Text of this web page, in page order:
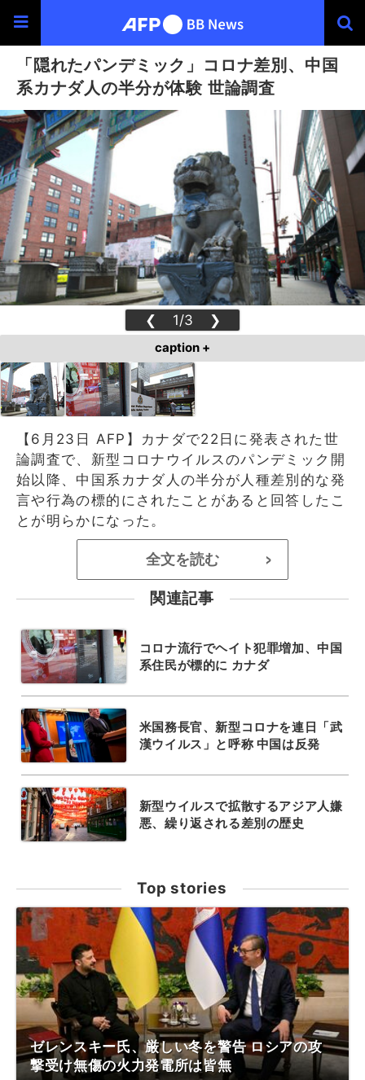
「隠れたパンデミック」コロナ差別、中国
系カナダ人の半分が体験 世論調査
❮ 1/3 ❯
caption +
【6月23日 AFP】カナダで22日に発表された世
論調査で、新型コロナウイルスのパンデミック開
始以降、中国系カナダ人の半分が人種差別的な発
言や行為の標的にされたことがあると回答したこ
とが明らかになった。
全文を読む >
関連記事
コロナ流行でヘイト犯罪増加、中国
系住民が標的に カナダ
米国務長官、新型コロナを連日「武
漢ウイルス」と呼称 中国は反発
新型ウイルスで拡散するアジア人嫌
悪、繰り返される差別の歴史
Top stories
ゼレンスキー氏、厳しい冬を警告 ロシアの攻
撃受け無傷の火力発電所は皆無